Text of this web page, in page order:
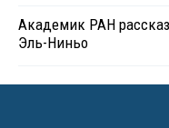
Академик РАН
Эль-Ниньо